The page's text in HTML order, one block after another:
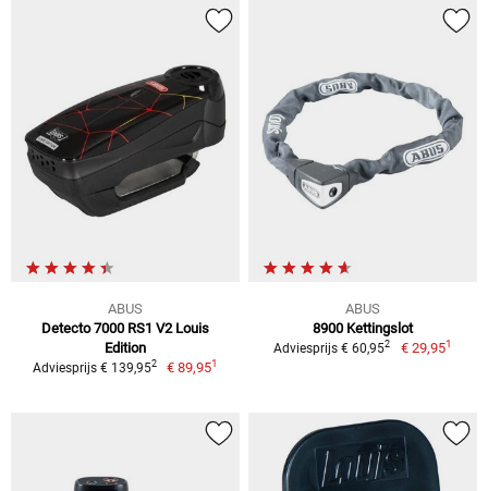
ABUS
Detecto 7000 RS1 V2 Louis
Edition
Adviesprijs € 139,952 € 89,951
ABUS
8900 Kettingslot
Adviesprijs € 60,952 € 29,951